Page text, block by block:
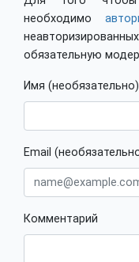
необходимо
обязательную
Имя (необязательно)
Email
Комментарий